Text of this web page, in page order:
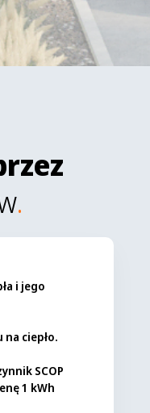
.
i jego
ciepło.
SCOP
1 kWh